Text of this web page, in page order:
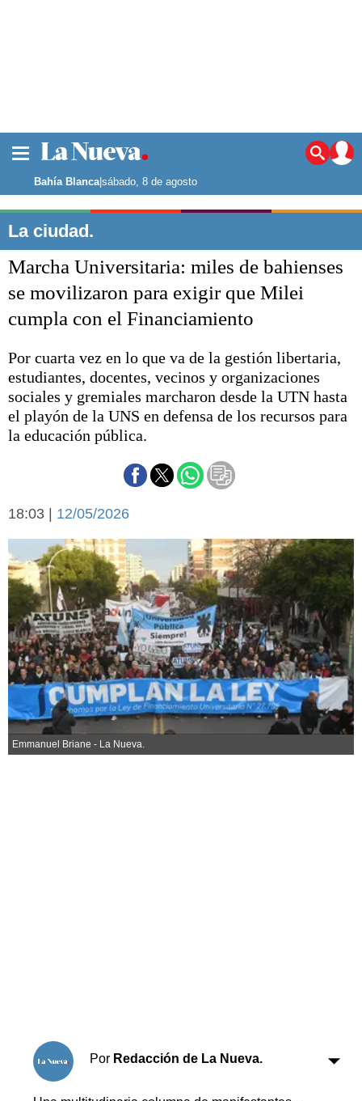
Noticias
La ciudad
Punta Alta
El mundo
Seguridad
Opinión
Deportes
Escenario Olímpico
Liga del Sur
Básquetbol
Fútbol
Federal A
Arte y cultura
Cines
Economía y campo
Economía y finanzas
Sociedad y tiempo
libre
Sociedad
Tecnología
Turismo
Salud
Es viral
El tiempo
Fúnebres
Clasificados
Horóscopo
Suplementos
Bahía Blanca|sábado, 8 de agosto
La ciudad.
Marcha Universitaria: miles de bahienses
se movilizaron para exigir que Milei
cumpla con el Financiamiento
Por cuarta vez en lo que va de la gestión libertaria,
estudiantes, docentes, vecinos y organizaciones
sociales y gremiales marcharon desde la UTN hasta
el playón de la UNS en defensa de los recursos para
la educación pública.
18:03 | 12/05/2026
Emmanuel Briane - La Nueva.
Por Redacción de La Nueva.